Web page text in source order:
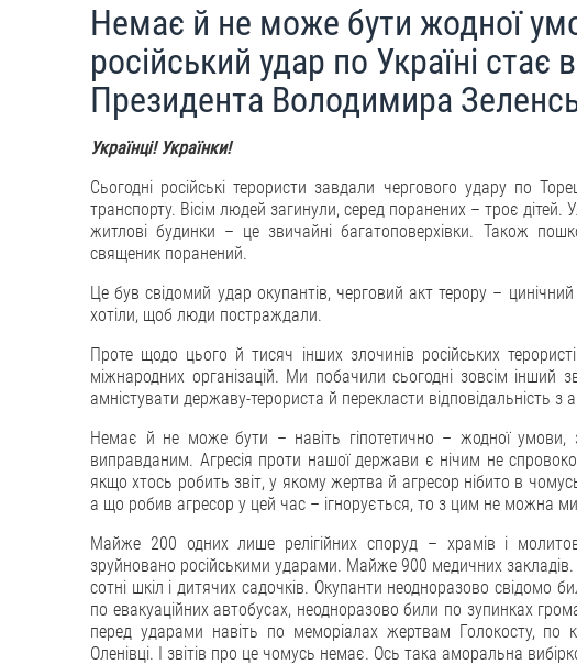
Немає й не може бути жодної
російський удар по Україні
Президента Володимира
Українці! Українки!
Сьогодні російські терористи завдали чергового удару по
транспорту. Вісім людей загинули, серед поранених – троє
житлові будинки – це звичайні багатоповерхівки. Також
священик поранений.
Це був свідомий удар окупантів, черговий акт терору –
хотіли, щоб люди постраждали.
Проте щодо цього й тисяч інших злочинів російських
міжнародних організацій. Ми побачили сьогодні зовсім
амністувати державу-терориста й перекласти відповідальність з
Немає й не може бути – навіть гіпотетично – жодної умови,
виправданим. Агресія проти нашої держави є нічим не
якщо хтось робить звіт, у якому жертва й агресор нібито в
а що робив агресор у цей час – ігнорується, то з цим не можна
Майже 200 одних лише релігійних споруд – храмів і
зруйновано російськими ударами. Майже 900 медичних закладів.
сотні шкіл і дитячих садочків. Окупанти неодноразово свідомо
по евакуаційних автобусах, неодноразово били по зупинках
перед ударами навіть по меморіалах жертвам Голокосту,
Оленівці. І звітів про це чомусь немає. Ось така аморальна